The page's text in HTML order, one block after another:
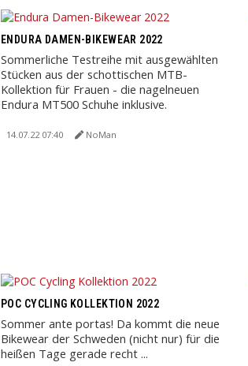
ENDURA DAMEN-BIKEWEAR 2022
Sommerliche Testreihe mit ausgewählten
Stücken aus der schottischen MTB-
Kollektion für Frauen - die nagelneuen
Endura MT500 Schuhe inklusive.
14.07.22 07:40 NoMan
POC CYCLING KOLLEKTION 2022
Sommer ante portas! Da kommt die neue
Bikewear der Schweden (nicht nur) für die
heißen Tage gerade recht ...